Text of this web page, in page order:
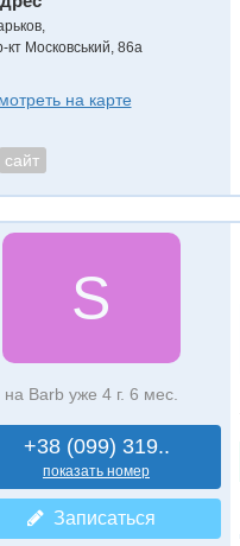
,
кт Московський, 86а
на карте
сайт
S
на Barb уже 4 г. 6 мес.
+38 (099) 319..
показать номер
Записаться